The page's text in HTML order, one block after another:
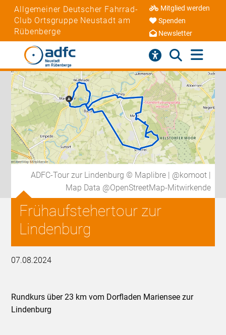
Allgemeiner Deutscher Fahrrad-
Club Ortsgruppe Neustadt am
Rübenberge
Mitglied werden
Spenden
Newsletter
ADFC-Tour zur Lindenburg © Maplibre | @komoot |
Map Data @OpenStreetMap-Mitwirkende
Frühaufstehertour zur
Lindenburg
07.08.2024
Rundkurs über 23 km vom Dorfladen Mariensee zur
Lindenburg